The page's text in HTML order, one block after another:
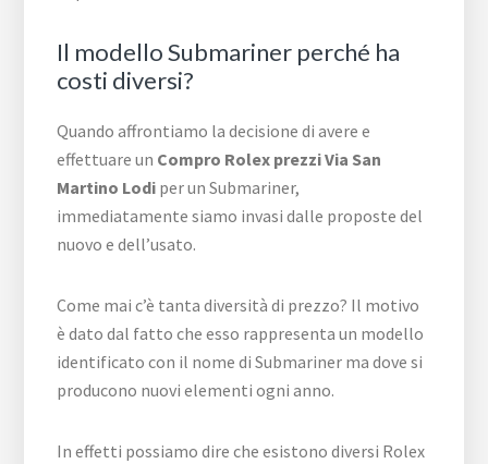
Il modello Submariner perché ha
costi diversi?
Quando affrontiamo la decisione di avere e
effettuare un Compro Rolex prezzi Via San
Martino Lodi per un Submariner,
immediatamente siamo invasi dalle proposte del
nuovo e dell’usato.
Come mai c’è tanta diversità di prezzo? Il motivo
è dato dal fatto che esso rappresenta un modello
identificato con il nome di Submariner ma dove si
producono nuovi elementi ogni anno.
In effetti possiamo dire che esistono diversi Rolex